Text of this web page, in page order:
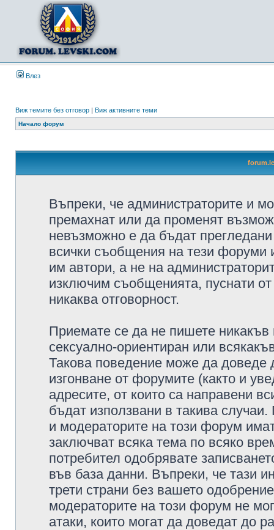
Влез
Виж темите без отговор | Виж активните теми
Начало форум
Въпреки, че администраторите и
премахнат или да променят
невъзможно е да бъдат
всички съобщения на тези форуми
им автори, а не на
изключим съобщенията, пуснати
никаква отговорност.
Приемате се да не пишете никакъв
сексуално-ориентиран или
Такова поведение може да доведе
изгонване от форумите (както и
адресите, от които са направени
бъдат използвани в такива
и модераторите на този форум
заключват всяка тема по всяко
потребител одобрявате
във база данни. Въпреки, че тази
трети страни без вашето
модераторите на този форум не
атаки, които могат да доведат до